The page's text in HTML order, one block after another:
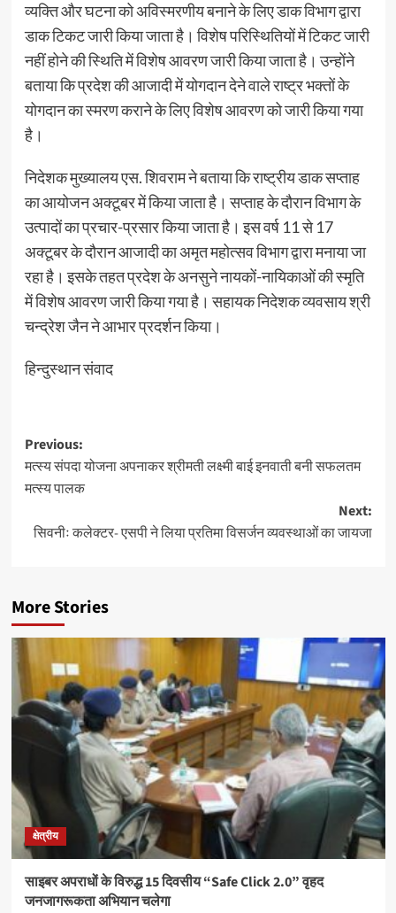
व्यक्ति और घटना को अविस्मरणीय बनाने के लिए डाक विभाग द्वारा
डाक टिकट जारी किया जाता है। विशेष परिस्थितियों में टिकट जारी
नहीं होने की स्थिति में विशेष आवरण जारी किया जाता है। उन्होंने
बताया कि प्रदेश की आजादी में योगदान देने वाले राष्ट्र भक्तों के
योगदान का स्मरण कराने के लिए विशेष आवरण को जारी किया गया
है।
निदेशक मुख्यालय एस. शिवराम ने बताया कि राष्ट्रीय डाक सप्ताह
का आयोजन अक्टूबर में किया जाता है। सप्ताह के दौरान विभाग के
उत्पादों का प्रचार-प्रसार किया जाता है। इस वर्ष 11 से 17
अक्टूबर के दौरान आजादी का अमृत महोत्सव विभाग द्वारा मनाया जा
रहा है। इसके तहत प्रदेश के अनसुने नायकों-नायिकाओं की स्मृति
में विशेष आवरण जारी किया गया है। सहायक निदेशक व्यवसाय श्री
चन्द्रेश जैन ने आभार प्रदर्शन किया।
हिन्दुस्थान संवाद
Post
navigation
Previous:
मत्स्य संपदा योजना अपनाकर श्रीमती लक्ष्मी बाई इनवाती बनी सफलतम
मत्स्य पालक
Next:
सिवनीः कलेक्टर- एसपी ने लिया प्रतिमा विसर्जन व्यवस्थाओं का जायजा
More Stories
क्षेत्रीय
साइबर अपराधों के विरुद्ध 15 दिवसीय “Safe Click 2.0” वृहद
जनजागरूकता अभियान चलेगा